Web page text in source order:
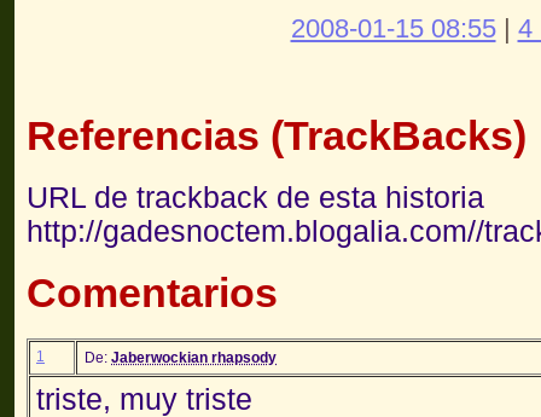
2008-01-15 08:55| 4
Referencias (TrackBacks)
URL de trackback de esta historia
http://gadesnoctem.blogalia.com//
Comentarios
1 De: Jaberwockian rhapsody
triste, muy triste